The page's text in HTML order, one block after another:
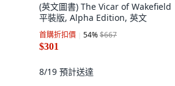
(英文圖書) The Vicar of Wakefield
平裝版, Alpha Edition, 英文
首購折扣價 54%$667
$301
8/19 預計送達